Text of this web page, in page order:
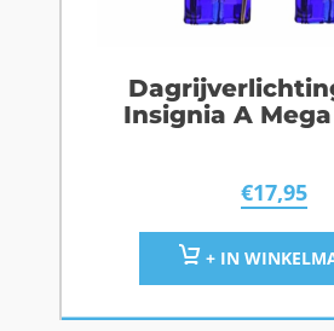
Insignia A
€17,95
+ IN